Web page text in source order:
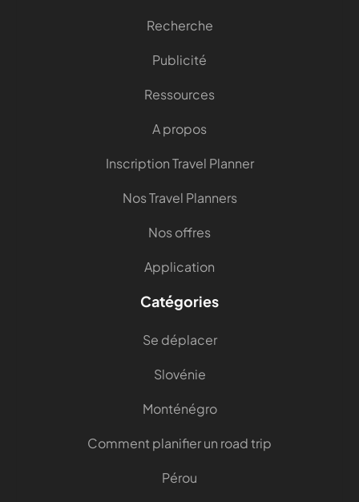
Recherche
Publicité
Ressources
A propos
Inscription Travel Planner
Nos Travel Planners
Nos offres
Application
Catégories
Se déplacer
Slovénie
Monténégro
Comment planifier un road trip
Pérou